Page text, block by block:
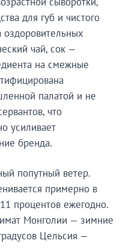
для губ и чистого
чай, сок —
на смежные
палатой и не
что
усиливает
бренда.
попутный ветер.
примерно в
процентов ежегодно.
Монголии — зимние
Цельсия —
раньше
вторник — новые